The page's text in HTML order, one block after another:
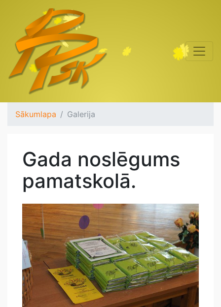
Sākumlapa Galerija
Gada noslēgums
pamatskolā.